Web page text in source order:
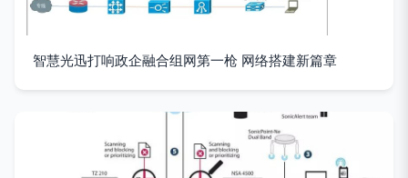
智慧光迅打响政企融合组网第一枪 网络搭建新篇章